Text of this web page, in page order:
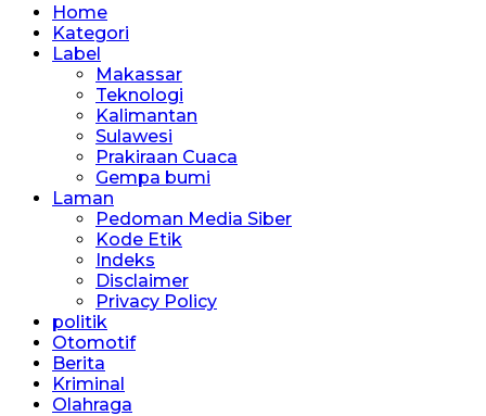
Home
Kategori
Label
Makassar
Teknologi
Kalimantan
Sulawesi
Prakiraan Cuaca
Gempa bumi
Laman
Pedoman Media Siber
Kode Etik
Indeks
Disclaimer
Privacy Policy
politik
Otomotif
Berita
Kriminal
Olahraga